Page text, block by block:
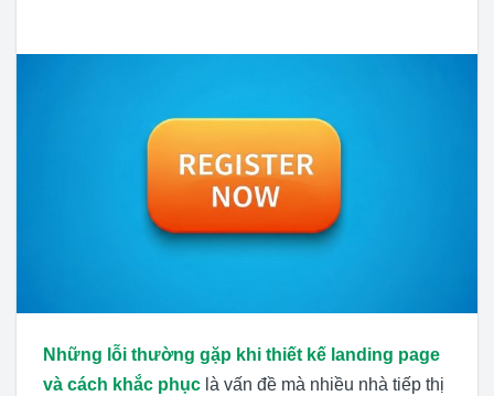
Những lỗi thường gặp khi thiết kế landing page
và cách khắc phục là vấn đề mà nhiều nhà tiếp thị